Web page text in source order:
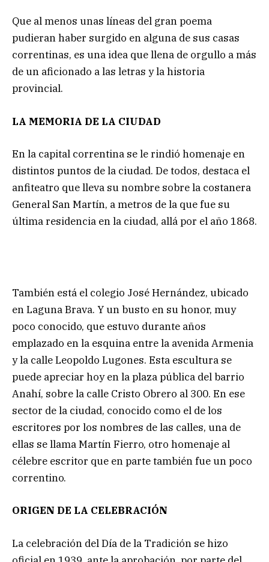
Que al menos unas líneas del gran poema
pudieran haber surgido en alguna de sus casas
correntinas, es una idea que llena de orgullo a más
de un aficionado a las letras y la historia
provincial.
LA MEMORIA DE LA CIUDAD
En la capital correntina se le rindió homenaje en
distintos puntos de la ciudad. De todos, destaca el
anfiteatro que lleva su nombre sobre la costanera
General San Martín, a metros de la que fue su
última residencia en la ciudad, allá por el año 1868.
También está el colegio José Hernández, ubicado
en Laguna Brava. Y un busto en su honor, muy
poco conocido, que estuvo durante años
emplazado en la esquina entre la avenida Armenia
y la calle Leopoldo Lugones. Esta escultura se
puede apreciar hoy en la plaza pública del barrio
Anahí, sobre la calle Cristo Obrero al 300. En ese
sector de la ciudad, conocido como el de los
escritores por los nombres de las calles, una de
ellas se llama Martín Fierro, otro homenaje al
célebre escritor que en parte también fue un poco
correntino.
ORIGEN DE LA CELEBRACIÓN
La celebración del Día de la Tradición se hizo